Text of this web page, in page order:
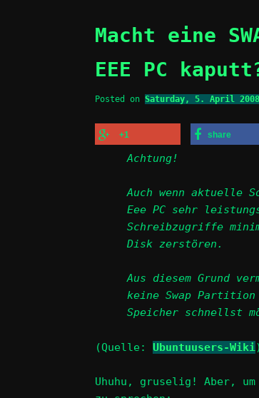
Macht eine
EEE PC
Posted on Saturday, 5. April 2008
+1 share
Achtung!
Auch wenn aktuelle
Eee PC sehr
Schreibzugriffe
Disk zerstören.
Aus diesem Grund
keine Swap
Speicher schnellst
(Quelle: Ubuntuusers-Wiki)
Uhuhu, gruselig! Aber,